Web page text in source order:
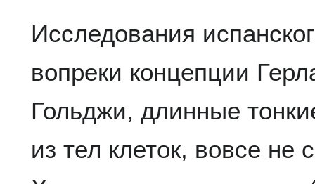
Исследования
вопреки концепции
Гольджи, длинные
из тел клеток, вовсе не